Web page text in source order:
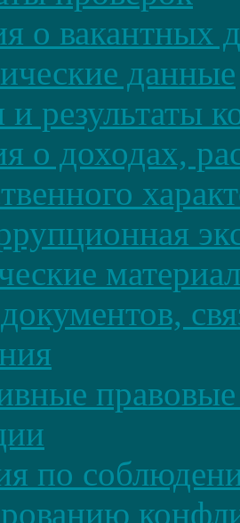
о вакантных
данные
и результаты
о доходах,
по